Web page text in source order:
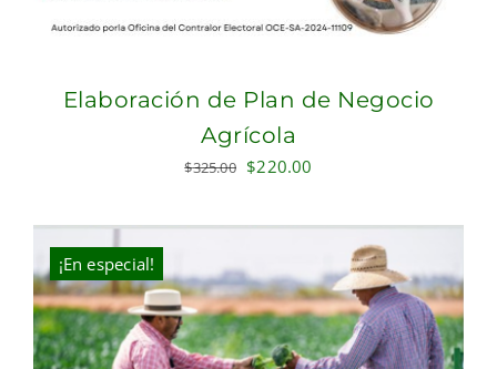
Elaboración de Plan de Negocio
Agrícola
$325.00 Original
was:
$220.00
is:
$220.00.
¡En especial!